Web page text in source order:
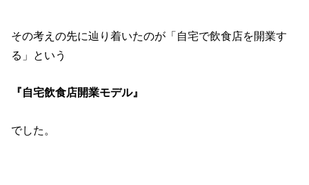
その考えの先に辿り着いたのが「自宅で飲食店を開業す
る」という
『自宅飲食店開業モデル』
でした。